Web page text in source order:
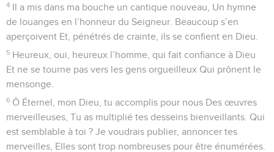
4 Il a mis dans ma bouche un cantique nouveau, Un hymne
de louanges en l’honneur du Seigneur. Beaucoup s’en
aperçoivent Et, pénétrés de crainte, ils se confient en Dieu.
5 Heureux, oui, heureux l’homme, qui fait confiance à Dieu
Et ne se tourne pas vers les gens orgueilleux Qui prônent le
mensonge.
6 Ô Éternel, mon Dieu, tu accomplis pour nous Des œuvres
merveilleuses, Tu as multiplié tes desseins bienveillants. Qui
est semblable à toi ? Je voudrais publier, annoncer tes
merveilles, Elles sont trop nombreuses pour être énumérées.